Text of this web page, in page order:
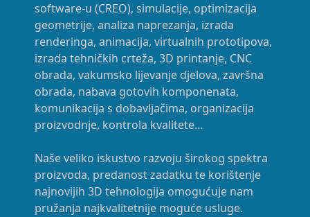
software-u (CREO), simulacije, optimizacija
geometrije, analiza naprezanja, izrada
renderinga, animacija, virtualnih prototipova,
izrada tehničkih crteža, 3D printanje, CNC
obrada, vakumsko lijevanje djelova, završna
obrada, nabava gotovih komponenata,
komunikacija s dobavljačima, organizacija
proizvodnje, kontrola kvalitete...
Naše veliko iskustvo razvoju širokog spektra
proizvoda, predanost zadatku te korištenje
najnovijih 3D tehnologija omogućuje nam
pružanja najkvalitetnije moguće usluge.